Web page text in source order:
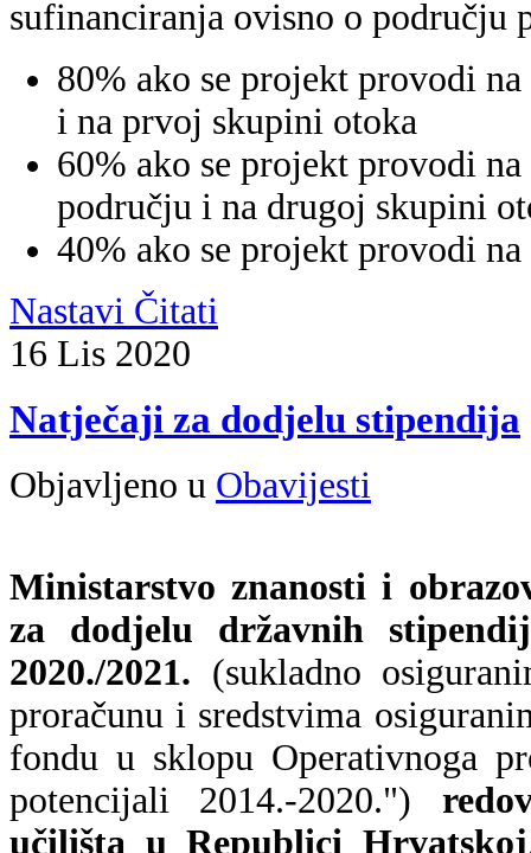
sufinanciranja ovisno o području
80% ako se projekt provodi
i na prvoj skupini otoka
60% ako se projekt provodi
području i na drugoj skupini
40% ako se projekt provodi
Nastavi Čitati
16 Lis 2020
Natječaji za dodjelu stipendija
Objavljeno u Obavijesti
Ministarstvo znanosti i
za dodjelu državnih
2020./2021. (sukladno
proračunu i sredstvima
fondu u sklopu Operativnoga
potencijali 2014.-2020.")
učilišta u Republici Hrvatskoj